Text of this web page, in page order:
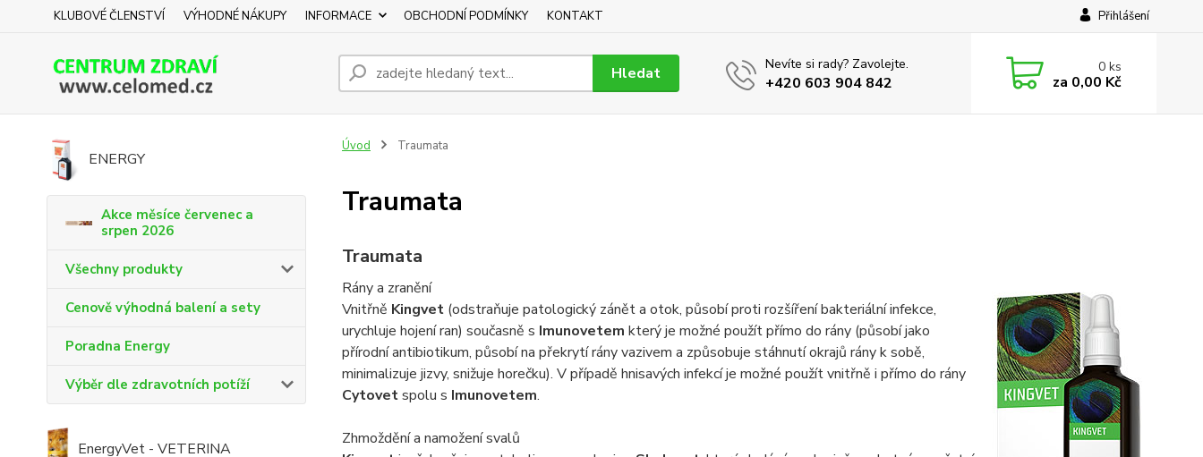
KLUBOVÉ ČLENSTVÍ VÝHODNÉ NÁKUPY INFORMACE OBCHODNÍ PODMÍNKY KONTAKT Přihlášení
Hledat Nevíte si rady? Zavolejte.
+420 603 904 842
0ks
za 0,00 Kč
ENERGY
Akce měsíce červenec a
srpen 2026
Všechny produkty
Cenově výhodná balení a sety
Poradna Energy
Výběr dle zdravotních potíží
EnergyVet - VETERINA
Úvod Traumata
Traumata
Traumata
Rány a zranění
Vnitřně Kingvet(odstraňuje patologický zánět a otok, působí proti rozšíření bakteriální infekce,
urychluje hojení ran) současně s Imunovetem který je možné použít přímo do rány (působí jako
přírodní antibiotikum, působí na překrytí rány vazivem a způsobuje stáhnutí okrajů rány k sobě,
minimalizuje jizvy, snižuje horečku). V případě hnisavých infekcí je možné použít vnitřně i přímo do rány
Cytovetspolu s Imunovetem.
Zhmoždění a namožení svalů